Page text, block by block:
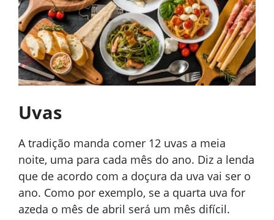
Uvas
A tradição manda comer 12 uvas a meia
noite, uma para cada mês do ano. Diz a lenda
que de acordo com a doçura da uva vai ser o
ano. Como por exemplo, se a quarta uva for
azeda o mês de abril será um mês difícil.